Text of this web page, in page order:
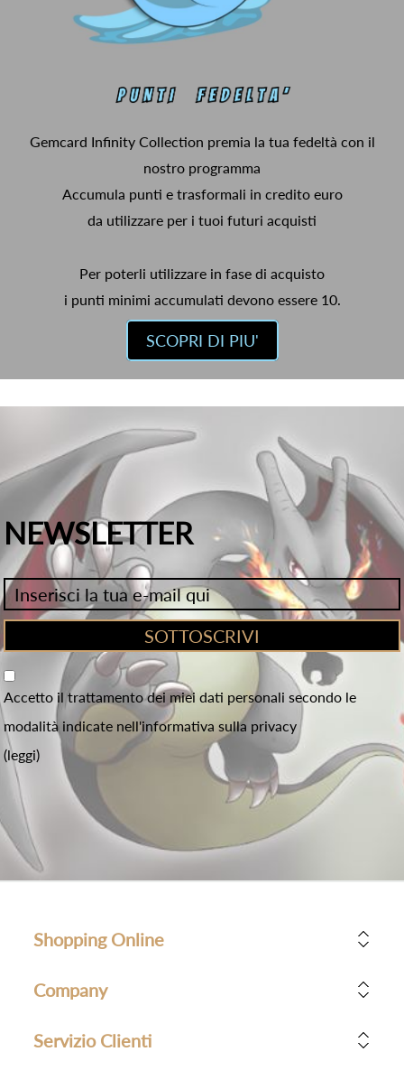
Gemcard Infinity Collection premia la tua fedeltà con il
nostro programma
Accumula punti e trasformali in credito euro
da utilizzare per i tuoi futuri acquisti
Per poterli utilizzare in fase di acquisto
i punti minimi accumulati devono essere 10.
SCOPRI DI PIU'
NEWSLETTER
Accetto il trattamento dei miei dati personali secondo le
modalità indicate nell'informativa sulla privacy
(leggi)
Shopping Online
Company
Servizio Clienti